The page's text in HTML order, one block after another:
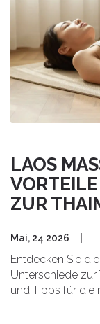
LAOS
ZUR
Mai, 24 2026
Entdecken Sie
Unterschiede zur
und Tipps für die